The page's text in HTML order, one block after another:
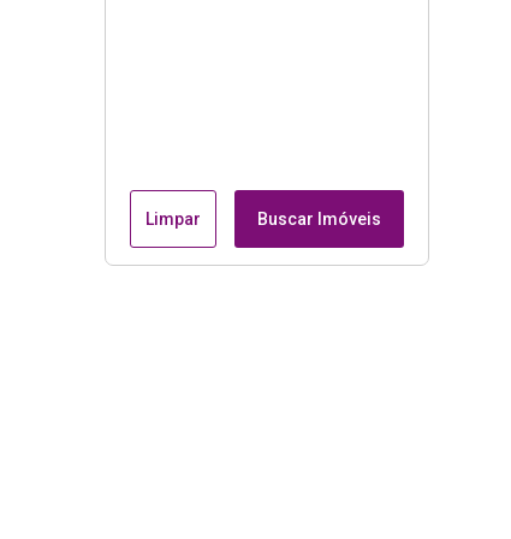
Limpar Buscar Imóveis